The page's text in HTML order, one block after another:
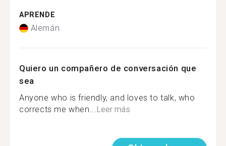
APRENDE
Alemán
Quiero un compañero de conversación que
sea
Anyone who is friendly, and loves to talk, who
corrects me when...Leer más